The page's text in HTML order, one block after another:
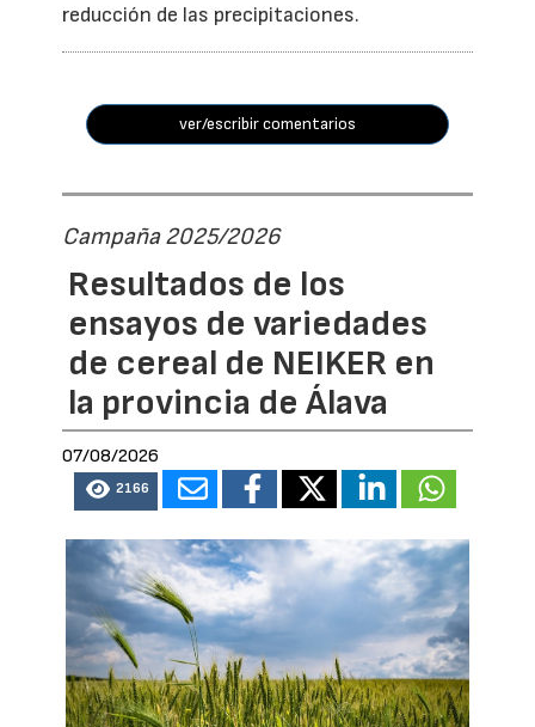
reducción de las precipitaciones.
ver/escribir comentarios
Campaña 2025/2026
Resultados de los
ensayos de variedades
de cereal de NEIKER en
la provincia de Álava
07/08/2026
2166